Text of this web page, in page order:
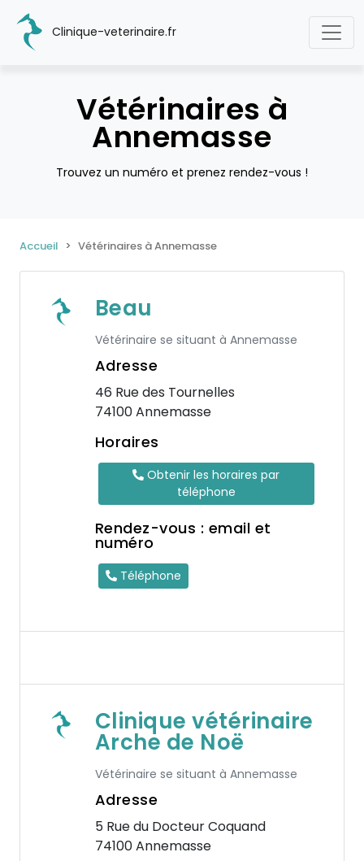
Clinique-veterinaire.fr
Vétérinaires à
Annemasse
Trouvez un numéro et prenez rendez-vous !
Accueil Vétérinaires à Annemasse
Beau
Vétérinaire se situant à Annemasse
Adresse
46 Rue des Tournelles
74100 Annemasse
Horaires
Obtenir les horaires par
téléphone
Rendez-vous : email et
numéro
Téléphone
Clinique vétérinaire
Arche de Noë
Vétérinaire se situant à Annemasse
Adresse
5 Rue du Docteur Coquand
74100 Annemasse